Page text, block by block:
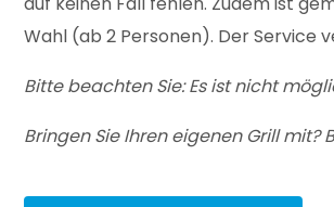
Wahl (ab 2 Personen). Der Service
Bitte beachten Sie: Es ist nicht
Bringen Sie Ihren eigenen Grill